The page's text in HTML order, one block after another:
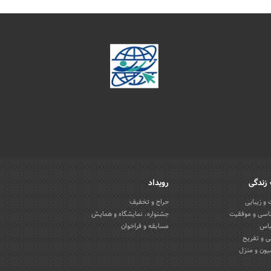
زیبایی
و موفقیت
و تفریح
و منزل
رویداد
حراج و تخفیف
جشنواره، نمایشگاه و همایش
مسابقه و فراخوان